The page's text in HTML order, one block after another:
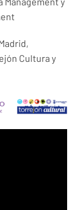
Cultura y